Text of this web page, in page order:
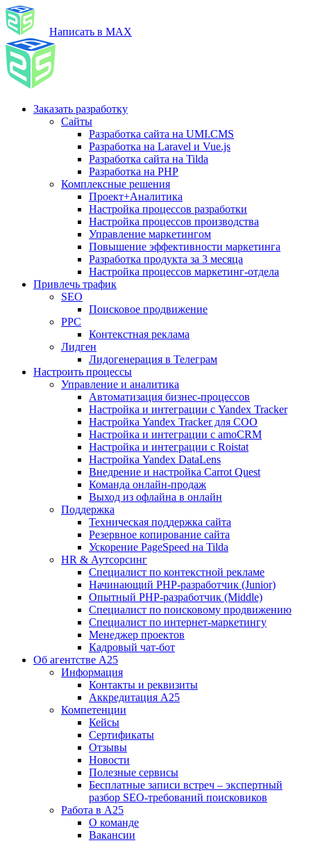
Написать в MAX
Заказать разработку
Сайты
Разработка сайта на UMI.CMS
Разработка на Laravel и Vue.js
Разработка сайта на Tilda
Разработка на PHP
Комплексные решения
Проект+Аналитика
Настройка процессов разработки
Настройка процессов производства
Управление маркетингом
Повышение эффективности маркетинга
Разработка продукта за 3 месяца
Настройка процессов маркетинг-отдела
Привлечь трафик
SEO
Поисковое продвижение
PPC
Контекстная реклама
Лидген
Лидогенерация в Телеграм
Настроить процессы
Управление и аналитика
Автоматизация бизнес-процессов
Настройка и интеграции с Yandex Tracker
Настройка Yandex Tracker для СОО
Настройка и интеграции с amoCRM
Настройка и интеграции с Roistat
Настройка Yandex DataLens
Внедрение и настройка Carrot Quest
Команда онлайн-продаж
Выход из офлайна в онлайн
Поддержка
Техническая поддержка сайта
Резервное копирование сайта
Ускорение PageSpeed на Tilda
HR & Аутсорсинг
Специалист по контекстной рекламе
Начинающий PHP-разработчик (Junior)
Опытный PHP-разработчик (Middle)
Специалист по поисковому продвижению
Специалист по интернет-маркетингу
Менеджер проектов
Кадровый чат-бот
Об агентстве А25
Информация
Контакты и реквизиты
Аккредитация А25
Компетенции
Кейсы
Сертификаты
Отзывы
Новости
Полезные сервисы
Бесплатные записи встреч – экспертный
разбор SEO-требований поисковиков
Работа в А25
О команде
Вакансии